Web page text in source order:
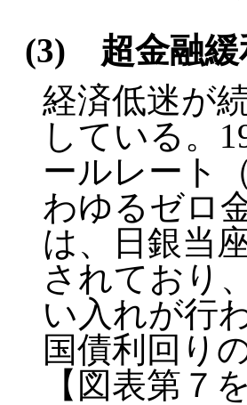
(3) 超金融緩
経済低迷が
している。
ールレート
わゆるゼロ
は、日銀当
されており
い入れが行
国債利回り
【図表第７